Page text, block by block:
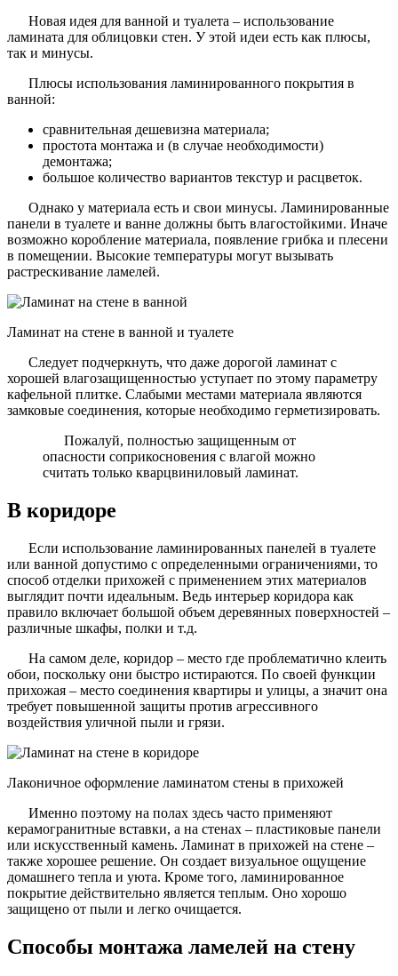
Новая идея для ванной и туалета – использование
ламината для облицовки стен. У этой идеи есть как плюсы,
так и минусы.
Плюсы использования ламинированного покрытия в
ванной:
сравнительная дешевизна материала;
простота монтажа и (в случае необходимости)
демонтажа;
большое количество вариантов текстур и расцветок.
Однако у материала есть и свои минусы. Ламинированные
панели в туалете и ванне должны быть влагостойкими. Иначе
возможно коробление материала, появление грибка и плесени
в помещении. Высокие температуры могут вызывать
растрескивание ламелей.
Ламинат на стене в ванной и туалете
Следует подчеркнуть, что даже дорогой ламинат с
хорошей влагозащищенностью уступает по этому параметру
кафельной плитке. Слабыми местами материала являются
замковые соединения, которые необходимо герметизировать.
Пожалуй, полностью защищенным от
опасности соприкосновения с влагой можно
считать только кварцвиниловый ламинат.
В коридоре
Если использование ламинированных панелей в туалете
или ванной допустимо с определенными ограничениями, то
способ отделки прихожей с применением этих материалов
выглядит почти идеальным. Ведь интерьер коридора как
правило включает большой объем деревянных поверхностей –
различные шкафы, полки и т.д.
На самом деле, коридор – место где проблематично клеить
обои, поскольку они быстро истираются. По своей функции
прихожая – место соединения квартиры и улицы, а значит она
требует повышенной защиты против агрессивного
воздействия уличной пыли и грязи.
Лаконичное оформление ламинатом стены в прихожей
Именно поэтому на полах здесь часто применяют
керамогранитные вставки, а на стенах – пластиковые панели
или искусственный камень. Ламинат в прихожей на стене –
также хорошее решение. Он создает визуальное ощущение
домашнего тепла и уюта. Кроме того, ламинированное
покрытие действительно является теплым. Оно хорошо
защищено от пыли и легко очищается.
Способы монтажа ламелей на стену